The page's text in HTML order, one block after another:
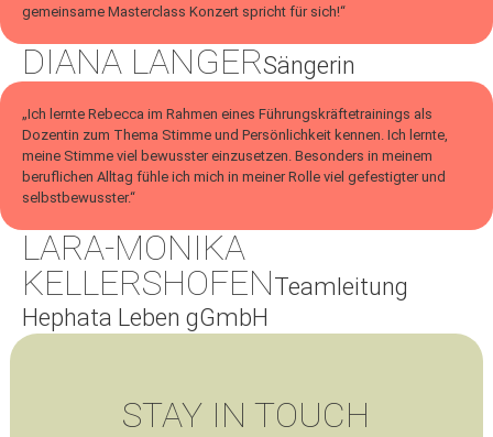
gemeinsame Masterclass Konzert spricht für sich!“
DIANA LANGERSängerin
„Ich lernte Rebecca im Rahmen eines Führungskräftetrainings als
Dozentin zum Thema Stimme und Persönlichkeit kennen. Ich lernte,
meine Stimme viel bewusster einzusetzen. Besonders in meinem
beruflichen Alltag fühle ich mich in meiner Rolle viel gefestigter und
selbstbewusster.“
LARA-MONIKA
KELLERSHOFENTeamleitung
Hephata Leben gGmbH
STAY IN TOUCH